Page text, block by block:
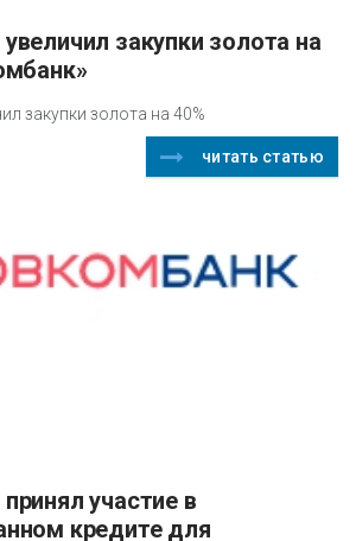
закупки золота на 40%
читать статью
кредите для